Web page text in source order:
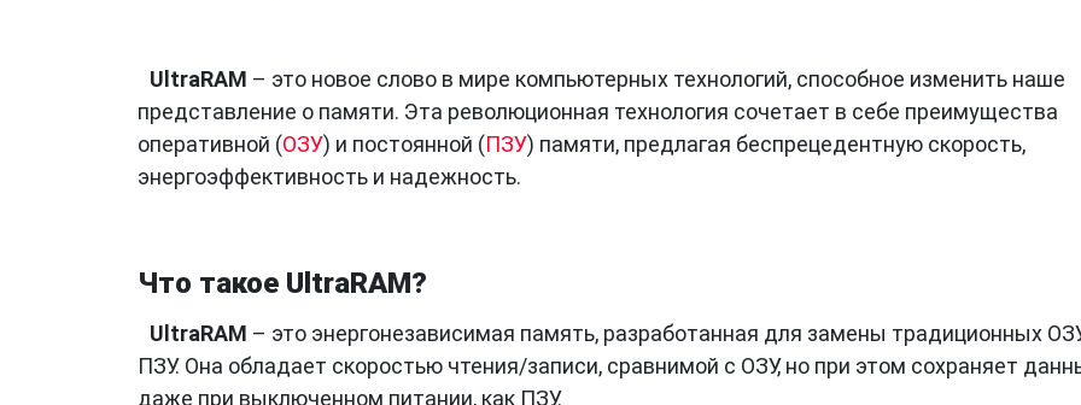
UltraRAM – это новое слово в мире компьютерных технологий, способное изменить наше
представление о памяти. Эта революционная технология сочетает в себе преимущества
оперативной (ОЗУ) и постоянной (ПЗУ) памяти, предлагая беспрецедентную скорость,
энергоэффективность и надежность.
Что такое UltraRAM?
UltraRAM – это энергонезависимая память, разработанная для замены традиционных
ПЗУ. Она обладает скоростью чтения/записи, сравнимой с ОЗУ, но при этом сохраняет
даже при выключенном питании, как ПЗУ.